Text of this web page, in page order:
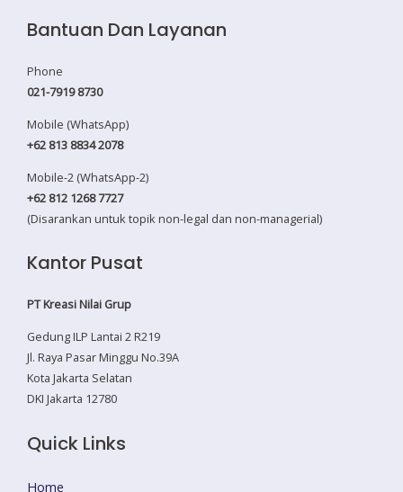
Bantuan Dan Layanan
Phone
021-7919 8730
Mobile (WhatsApp)
+62 813 8834 2078
Mobile-2 (WhatsApp-2)
+62 812 1268 7727
(Disarankan untuk topik non-legal dan non-managerial)
Kantor Pusat
PT Kreasi Nilai Grup
Gedung ILP Lantai 2 R219
Jl. Raya Pasar Minggu No.39A
Kota Jakarta Selatan
DKI Jakarta 12780
Quick Links
Home